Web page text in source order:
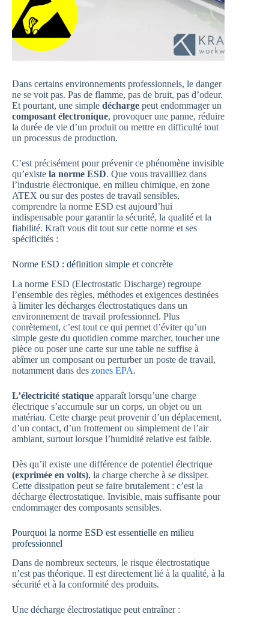
Dans certains environnements professionnels, le danger
ne se voit pas. Pas de flamme, pas de bruit, pas d’odeur.
Et pourtant, une simple décharge peut endommager un
composant électronique, provoquer une panne, réduire
la durée de vie d’un produit ou mettre en difficulté tout
un processus de production.
C’est précisément pour prévenir ce phénomène invisible
qu’existe la norme ESD. Que vous travailliez dans
l’industrie électronique, en milieu chimique, en zone
ATEX ou sur des postes de travail sensibles,
comprendre la norme ESD est aujourd’hui
indispensable pour garantir la sécurité, la qualité et la
fiabilité. Kraft vous dit tout sur cette norme et ses
spécificités :
Norme ESD : définition simple et concrète
La norme ESD (Electrostatic Discharge) regroupe
l’ensemble des règles, méthodes et exigences destinées
à limiter les décharges électrostatiques dans un
environnement de travail professionnel. Plus
conrètement, c’est tout ce qui permet d’éviter qu’un
simple geste du quotidien comme marcher, toucher une
pièce ou poser une carte sur une table ne suffise à
abîmer un composant ou perturber un poste de travail,
notamment dans des zones EPA.
L’électricité statique apparaît lorsqu’une charge
électrique s’accumule sur un corps, un objet ou un
matériau. Cette charge peut provenir d’un déplacement,
d’un contact, d’un frottement ou simplement de l’air
ambiant, surtout lorsque l’humidité relative est faible.
Dès qu’il existe une différence de potentiel électrique
(exprimée en volts), la charge cherche à se dissiper.
Cette dissipation peut se faire brutalement : c’est la
décharge électrostatique. Invisible, mais suffisante pour
endommager des composants sensibles.
Pourquoi la norme ESD est essentielle en milieu
professionnel
Dans de nombreux secteurs, le risque électrostatique
n’est pas théorique. Il est directement lié à la qualité, à la
sécurité et à la conformité des produits.
Une décharge électrostatique peut entraîner :